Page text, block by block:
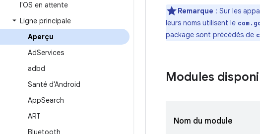
l'OS en attente
Ligne principale
Aperçu
AdServices
adbd
Santé d'Android
AppSearch
ART
Bluetooth
Remarque : Sur les
leurs noms utilisent le
package sont précédés de
Modules
Nom du module